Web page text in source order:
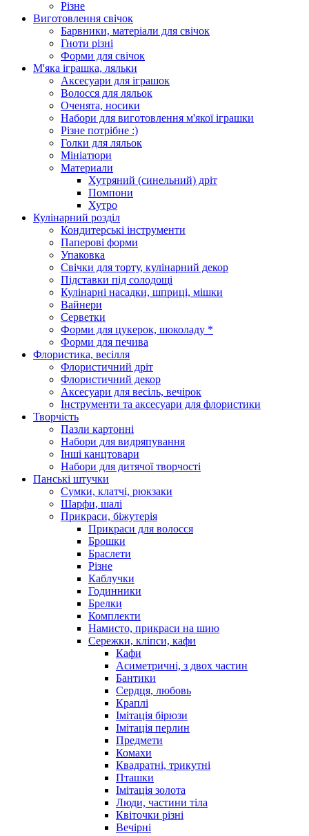
Різне
Виготовлення свічок
Барвники, матеріали для свічок
Гноти різні
Форми для свічок
М'яка іграшка, ляльки
Аксесуари для іграшок
Волосся для ляльок
Оченята, носики
Набори для виготовлення м'якої іграшки
Різне потрібне :)
Голки для ляльок
Мініатюри
Материали
Хутряний (синельний) дріт
Помпони
Хутро
Кулінарний розділ
Кондитерські інструменти
Паперові форми
Упаковка
Свічки для торту, кулінарний декор
Підставки під солодощі
Кулінарні насадки, шприці, мішки
Вайнери
Серветки
Форми для цукерок, шоколаду *
Форми для печива
Флористика, весілля
Флористичний дріт
Флористичний декор
Аксесуари для весіль, вечірок
Інструменти та аксесуари для флористики
Творчість
Пазли картонні
Набори для видряпування
Інші канцтовари
Набори для дитячої творчості
Панські штучки
Сумки, клатчі, рюкзаки
Шарфи, шалі
Прикраси, біжутерія
Прикраси для волосся
Брошки
Браслети
Різне
Каблучки
Годинники
Брелки
Комплекти
Намисто, прикраси на шию
Сережки, кліпси, кафи
Кафи
Асиметричні, з двох частин
Бантики
Сердця, любовь
Краплі
Імітація бірюзи
Імітація перлин
Предмети
Комахи
Квадратні, трикутні
Пташки
Імітація золота
Люди, частини тіла
Квіточки різні
Вечірні